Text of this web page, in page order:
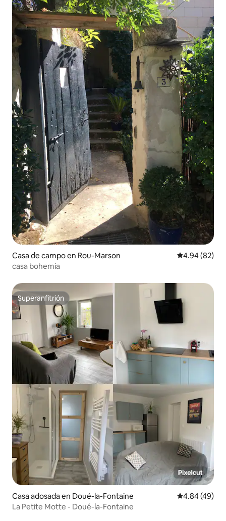
Casa de campo en Rou-Marson Calificación
4.94 (82)
casa bohemia
Superanfitrión
Superanfitrión
Casa adosada en Doué-la-Fontaine Calificación
4.84 (49)
La Petite Motte - Doué-la-Fontaine